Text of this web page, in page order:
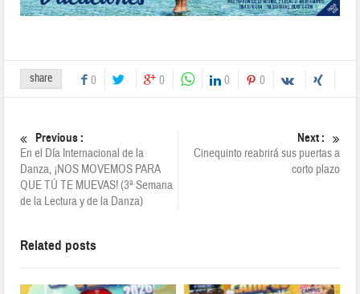
share 0 0 0 0
Previous :
En el Día Internacional de la
Danza, ¡NOS MOVEMOS PARA
QUE TÚ TE MUEVAS! (3ª Semana
de la Lectura y de la Danza)
Next :
Cinequinto reabrirá sus puertas a
corto plazo
Related posts